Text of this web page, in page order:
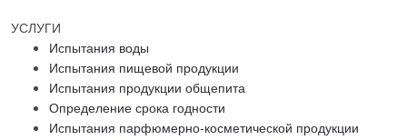
УСЛУГИ
Испытания воды
Испытания пищевой продукции
Испытания продукции общепита
Определение срока годности
Испытания парфюмерно-косметической продукции